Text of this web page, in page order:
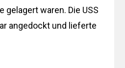
gelagert waren. Die USS
angedockt und lieferte